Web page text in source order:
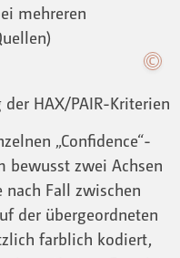
mehreren
HAX/PAIR-Kriterien
„Confidence“-
bewusst zwei Achsen
Fall zwischen
der übergeordneten
farblich kodiert,